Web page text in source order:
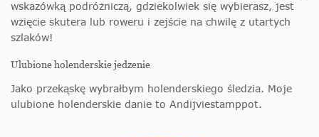
wskazówką podróżniczą, gdziekolwiek się wybierasz, jest
wzięcie skutera lub roweru i zejście na chwilę z utartych
szlaków!
Ulubione holenderskie jedzenie
Jako przekąskę wybrałbym holenderskiego śledzia. Moje
ulubione holenderskie danie to Andijviestamppot.